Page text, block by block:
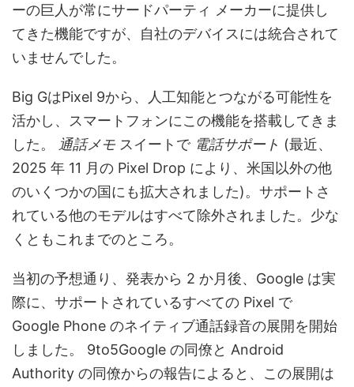
ーの巨人が常にサードパーティ メーカーに提供し
てきた機能ですが、自社のデバイスには統合されて
いませんでした。
Big GはPixel 9から、人工知能とつながる可能性を
活かし、スマートフォンにこの機能を搭載してきま
した。
通話メモ スイートで 電話サポート (最近、
2025 年 11 月の Pixel Drop により、米国以外の他
のいくつかの国にも拡大されました)。サポートさ
れている他のモデルはすべて除外されました。少な
くともこれまでのところ。
当初の予想通り、発表から 2 か月後、Google は実
際に、サポートされているすべての Pixel で
Google Phone のネイティブ通話録音の展開を開始
しました。 9to5Google の同僚と Android
Authority の同僚からの報告によると、この展開は